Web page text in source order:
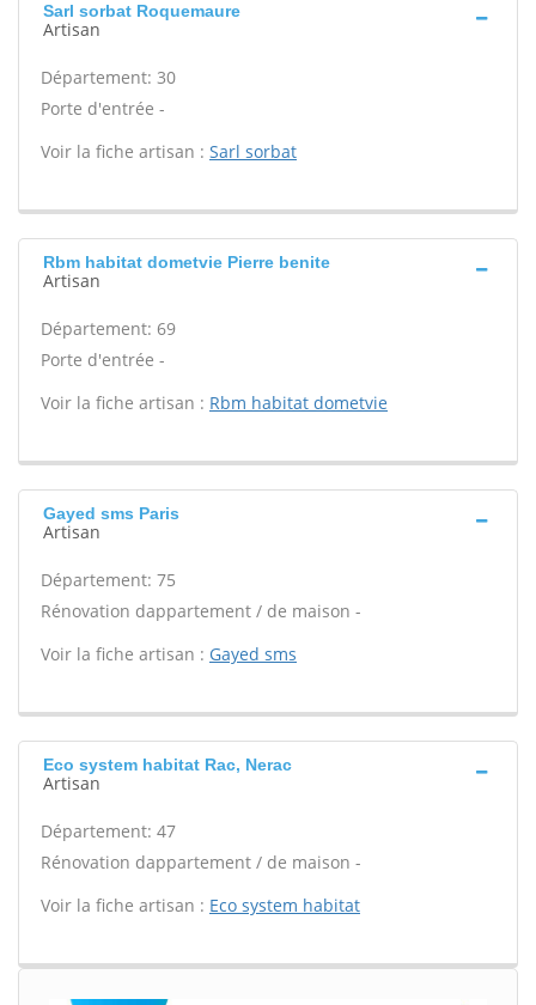
Sarl sorbat Roquemaure
Artisan
Département: 30
Porte d'entrée -
Voir la fiche artisan : Sarl sorbat
Rbm habitat dometvie Pierre benite
Artisan
Département: 69
Porte d'entrée -
Voir la fiche artisan : Rbm habitat dometvie
Gayed sms Paris
Artisan
Département: 75
Rénovation dappartement / de maison -
Voir la fiche artisan : Gayed sms
Eco system habitat Rac, Nerac
Artisan
Département: 47
Rénovation dappartement / de maison -
Voir la fiche artisan : Eco system habitat